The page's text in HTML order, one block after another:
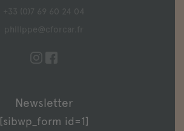
+33 (0)7 69 60 24 04
philippe@cforcar.fr
Newsletter
[sibwp_form id=1]